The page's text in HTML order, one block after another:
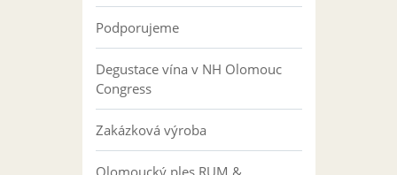
Podporujeme
Degustace vína v NH Olomouc
Congress
Zakázková výroba
Olomoucký ples RUM &